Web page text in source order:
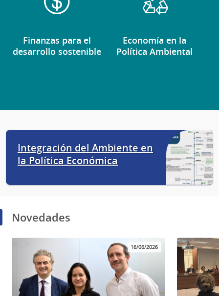
Finanzas para el
desarrollo sostenible
Economía en la
Política Ambiental
Integración del Ambiente en
la Política Económica
Novedades
16/06/2026